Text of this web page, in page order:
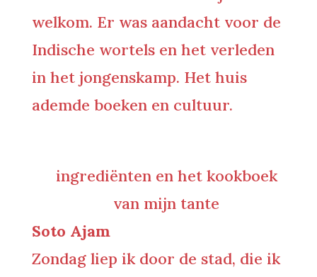
welkom. Er was aandacht voor de
Indische wortels en het verleden
in het jongenskamp. Het huis
ademde boeken en cultuur.
ingrediënten en het kookboek
van mijn tante
Soto Ajam
Zondag liep ik door de stad, die ik